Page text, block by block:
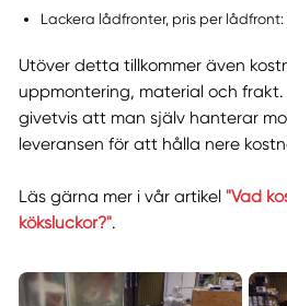
Lackera lådfronter, pris per lådfront:
Utöver detta tillkommer även
uppmontering, material och
givetvis att man själv hanterar
leveransen för att hålla nere
Läs gärna mer i vår artikel "Vad
köksluckor?".